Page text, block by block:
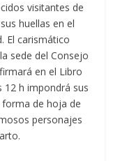
visitantes de
huellas en el
El carismático
sede del Consejo
en el Libro
12 h impondrá sus
de hoja de
personajes